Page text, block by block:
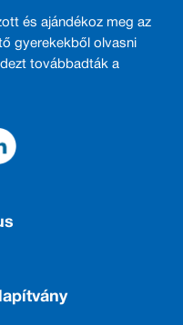
és ajándékoz meg az
gyerekekből olvasni
továbbadták a